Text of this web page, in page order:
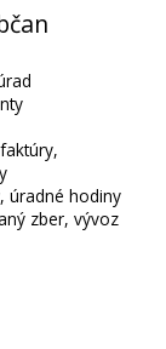
úradné hodiny
zber, vývoz